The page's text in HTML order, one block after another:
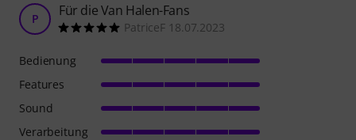
P Für die Van Halen-Fans
PatriceF 18.07.2023
Bedienung
Features
Sound
Verarbeitung